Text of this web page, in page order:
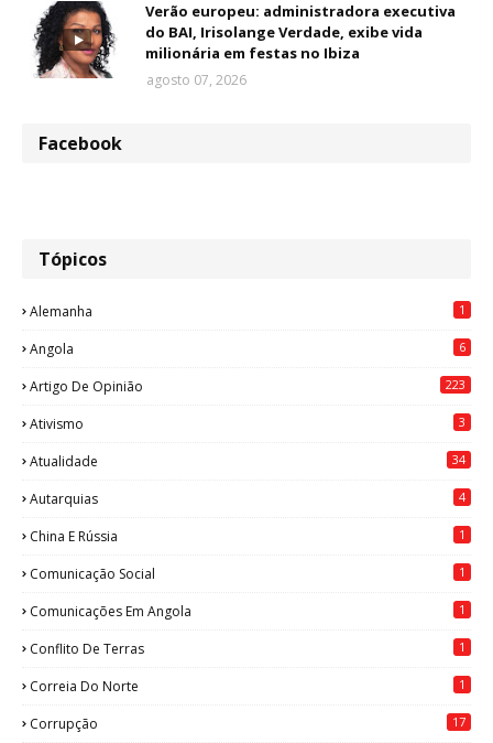
Verão europeu: administradora executiva
do BAI, Irisolange Verdade, exibe vida
milionária em festas no Ibiza
agosto 07, 2026
Facebook
Tópicos
Alemanha 1
Angola 6
Artigo De Opinião 223
Ativismo 3
Atualidade 34
Autarquias 4
China E Rússia 1
Comunicação Social 1
Comunicações Em Angola 1
Conflito De Terras 1
Correia Do Norte 1
Corrupção 17